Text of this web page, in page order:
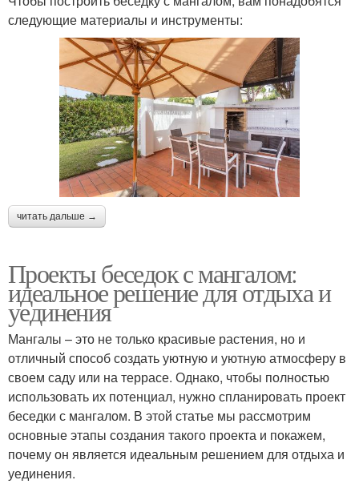
следующие материалы и инструменты:
читать дальше →
Проекты беседок с мангалом:
идеальное решение для отдыха и
уединения
Мангалы – это не только красивые растения, но и
отличный способ создать уютную и уютную атмосферу в
своем саду или на террасе. Однако, чтобы полностью
использовать их потенциал, нужно спланировать проект
беседки с мангалом. В этой статье мы рассмотрим
основные этапы создания такого проекта и покажем,
почему он является идеальным решением для отдыха и
уединения.